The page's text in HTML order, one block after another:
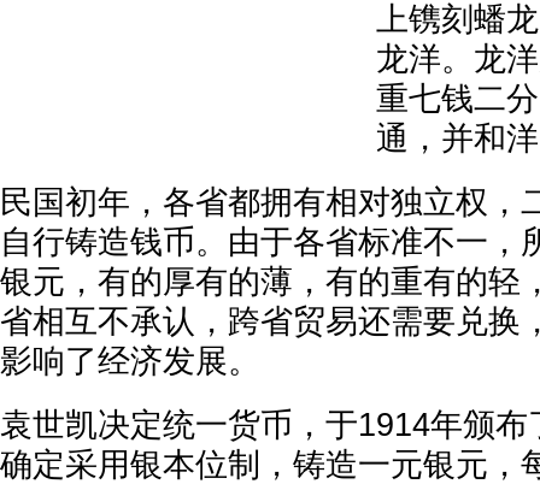
上镌刻蟠
龙洋。龙
重七钱二
通，并和
民国初年，各省都拥有相对独立权，
自行铸造钱币。由于各省标准不一，
银元，有的厚有的薄，有的重有的轻
省相互不承认，跨省贸易还需要兑换
影响了经济发展。
袁世凯决定统一货币，于1914年颁
确定采用银本位制，铸造一元银元，